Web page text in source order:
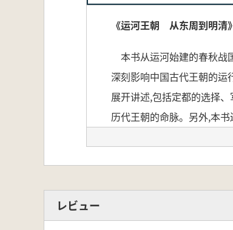
《运河王朝 从东周到明清》
本书从运河始建的春秋战
深刻影响中国古代王朝的运
展开讲述,包括定都的选择
历代王朝的命脉。另外,本
本書は、運河が築かれた
レビュー